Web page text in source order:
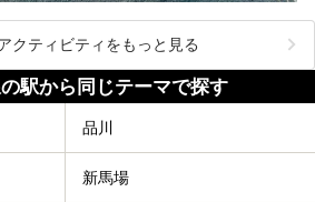
クティビティをもっと見る
駅から同じテーマで探す
品川
新馬場